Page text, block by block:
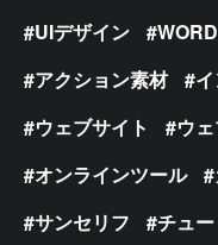
UIデザイン
アクション素材
ウェブサイト
ウ
オンラインツール
サンセリフ
チュ